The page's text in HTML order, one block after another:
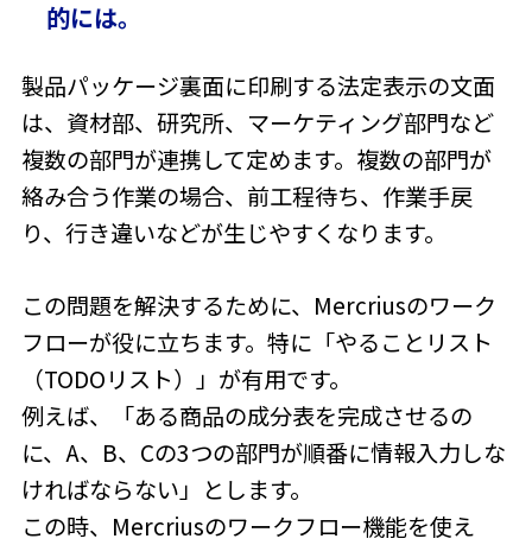
的には。
製品パッケージ裏面に印刷する法定表示の文面
は、資材部、研究所、マーケティング部門など
複数の部門が連携して定めます。複数の部門が
絡み合う作業の場合、前工程待ち、作業手戻
り、行き違いなどが生じやすくなります。
この問題を解決するために、Mercriusのワーク
フローが役に立ちます。特に「やることリスト
（TODOリスト）」が有用です。
例えば、「ある商品の成分表を完成させるの
に、A、B、Cの3つの部門が順番に情報入力しな
ければならない」とします。
この時、Mercriusのワークフロー機能を使え